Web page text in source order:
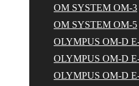
OM SYSTEM OM-3
OM SYSTEM OM-5
OLYMPUS OM-D
OLYMPUS OM-D
OLYMPUS OM-D